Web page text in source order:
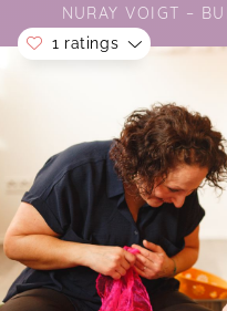
NURAY VOIGT –
Soon you will learn
1 ratings
May 14